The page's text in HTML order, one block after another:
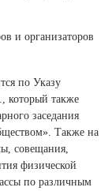
и организаторов
по Указу
который также
заседания
Также на
совещания,
физической
по различным